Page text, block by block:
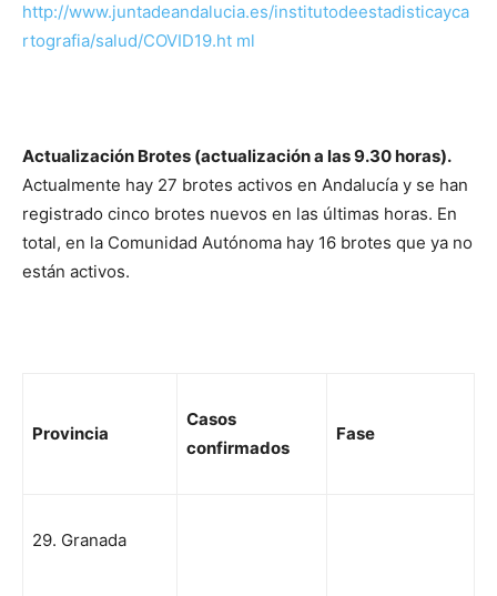
http://www.juntadeandalucia.es/institutodeestadisticayca
rtografia/salud/COVID19.ht ml
Actualización Brotes (actualización a las 9.30 horas).
Actualmente hay 27 brotes activos en Andalucía y se han
registrado cinco brotes nuevos en las últimas horas. En
total, en la Comunidad Autónoma hay 16 brotes que ya no
están activos.
Provincia
Casos
confirmados
Fase
29. Granada